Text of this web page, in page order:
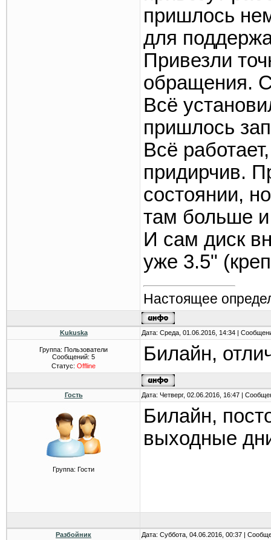
пришлось
для
Привезли
обращения.
Всё
пришлось
Всё
придирчив.
состоянии,
там больше
И сам диск
уже 3.5"
Настоящее
Kukuska Дата: Среда, 01.06.2016, 14:34 |
Группа: Пользователи
Сообщений: 5
Статус: Offline
Билайн,
Гость Дата: Четверг, 02.06.2016, 16:47 |
Группа: Гости
Билайн,
выходные
Разбойник Дата: Суббота, 04.06.2016, 00:37 |